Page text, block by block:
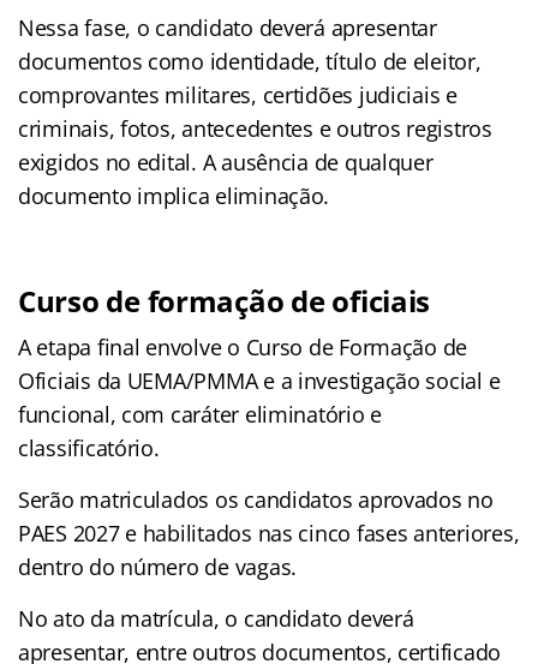
Nessa fase, o candidato deverá apresentar
documentos como identidade, título de eleitor,
comprovantes militares, certidões judiciais e
criminais, fotos, antecedentes e outros registros
exigidos no edital. A ausência de qualquer
documento implica eliminação.
Curso de formação de oficiais
A etapa final envolve o Curso de Formação de
Oficiais da UEMA/PMMA e a investigação social e
funcional, com caráter eliminatório e
classificatório.
Serão matriculados os candidatos aprovados no
PAES 2027 e habilitados nas cinco fases anteriores,
dentro do número de vagas.
No ato da matrícula, o candidato deverá
apresentar, entre outros documentos, certificado